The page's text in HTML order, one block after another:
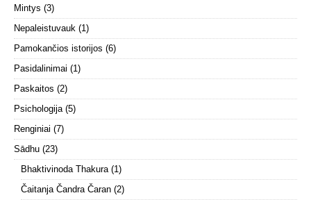
Mintys (3)
Nepaleistuvauk (1)
Pamokančios istorijos (6)
Pasidalinimai (1)
Paskaitos (2)
Psichologija (5)
Renginiai (7)
Sādhu (23)
Bhaktivinoda Thakura (1)
Čaitanja Čandra Čaran (2)